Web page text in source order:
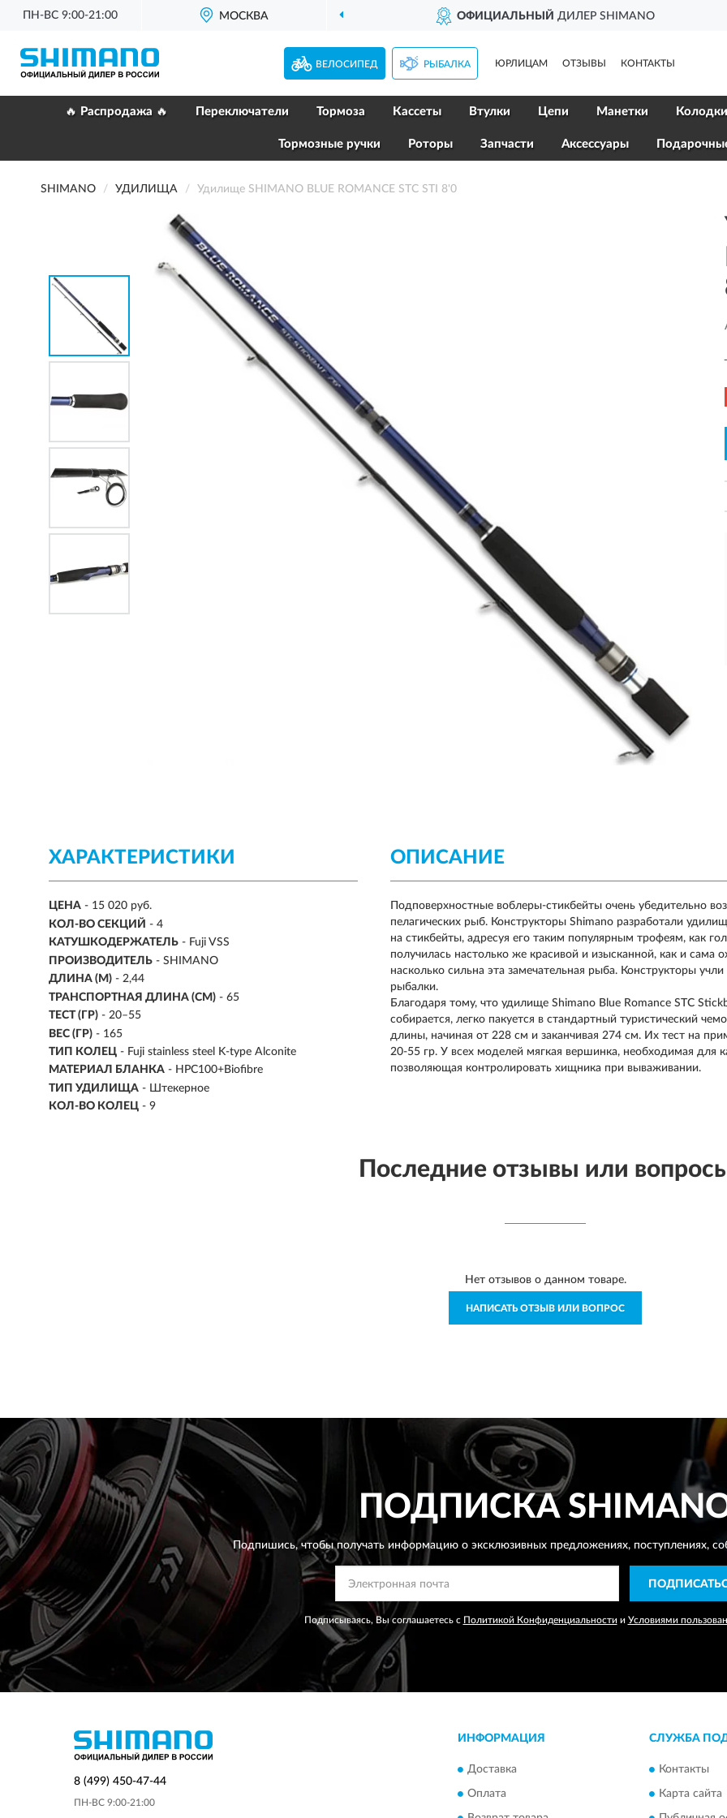
ПН-ВС 9:00-21:00 МОСКВА ОФИЦИАЛЬНЫЙ ДИЛЕР SHIMANO
ВЕЛОСИПЕД РЫБАЛКА ЮРЛИЦАМ ОТЗЫВЫ КОНТАКТЫ
🔥 Распродажа 🔥 Переключатели Тормоза Кассеты Втулки Цепи Манетки Колодки
Тормозные ручки Роторы Запчасти Аксессуары
SHIMANO УДИЛИЩА Удилище SHIMANO BLUE ROMANCE STC STI 8'0
ХАРАКТЕРИСТИКИ
ЦЕНА - 15 020 руб.
КОЛ-ВО СЕКЦИЙ - 4
КАТУШКОДЕРЖАТЕЛЬ - Fuji VSS
ПРОИЗВОДИТЕЛЬ - SHIMANO
ДЛИНА (М) - 2,44
ТРАНСПОРТНАЯ ДЛИНА (СМ) - 65
ТЕСТ (ГР) - 20–55
ВЕС (ГР) - 165
ТИП КОЛЕЦ - Fuji stainless steel K-type Alconite
МАТЕРИАЛ БЛАНКА - HPC100+Biofibre
ТИП УДИЛИЩА - Штекерное
КОЛ-ВО КОЛЕЦ - 9
ОПИСАНИЕ
Подповерхностные воблеры-стикбейты очень убедительно
пелагических рыб. Конструкторы Shimano разработали
на стикбейты, адресуя его таким популярным трофеям, как
получилась настолько же красивой и изысканной, как и
насколько сильна эта замечательная рыба. Конструкторы
рыбалки.
Благодаря тому, что удилище Shimano Blue Romance STC
собирается, легко пакуется в стандартный туристический
длины, начиная от 228 см и заканчивая 274 см. Их тест на
20-55 гр. У всех моделей мягкая вершинка, необходимая для
позволяющая контролировать хищника при вываживании.
Последние отзывы или
Нет отзывов о данном товаре.
НАПИСАТЬ ОТЗЫВ ИЛИ ВОПРОС
ПОДПИСКА
Подпишись, чтобы получать информацию о эксклюзивных предложениях,поступлениях,
Подписываясь, Вы соглашаетесь с Политикой Конфиденциальности и Условиями
8 (499) 450-47-44
ПН-ВС 9:00-21:00
ИНФОРМАЦИЯ
Доставка
Оплата
СЛУЖБА
Контакты
Карта сайта